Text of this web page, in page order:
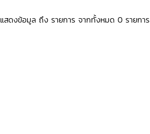
แสดงข้อมูล ถึง รายการ จากทั้งหมด 0 รายการ